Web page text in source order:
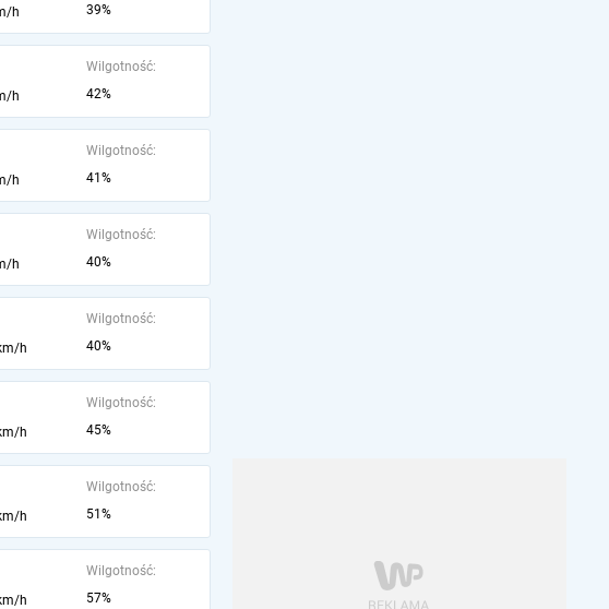
h
39%
h
Wilgotność:
42%
h
Wilgotność:
41%
h
Wilgotność:
40%
h
Wilgotność:
40%
h
Wilgotność:
45%
h
Wilgotność:
51%
h
Wilgotność:
57%